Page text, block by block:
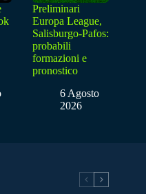
Preliminari
Europa League,
Salisburgo-Pafos:
probabili
formazioni e
pronostico
6 Agosto
2026